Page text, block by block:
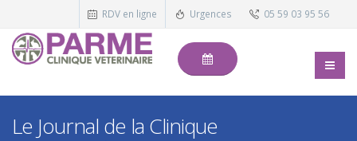
RDV en ligne Urgences 05 59 03 95 56
Le Journal de la Clinique